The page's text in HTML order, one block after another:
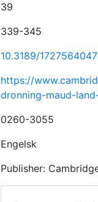
39
339-345
10.3189/
https://
dronning-maud-
0260-3055
Engelsk
Publisher: